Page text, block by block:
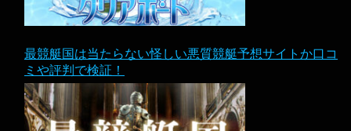
最競艇国は当たらない怪しい悪質競艇予想サイトか口コ
ミや評判で検証！